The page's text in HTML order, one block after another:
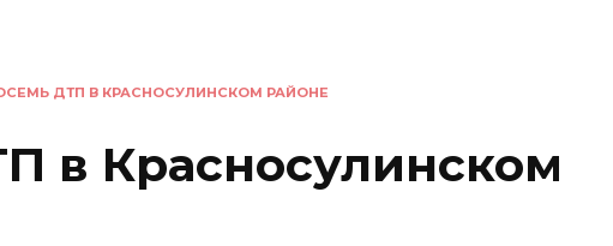
ДТП В КРАСНОСУЛИНСКОМ РАЙОНЕ
в Красносулинском